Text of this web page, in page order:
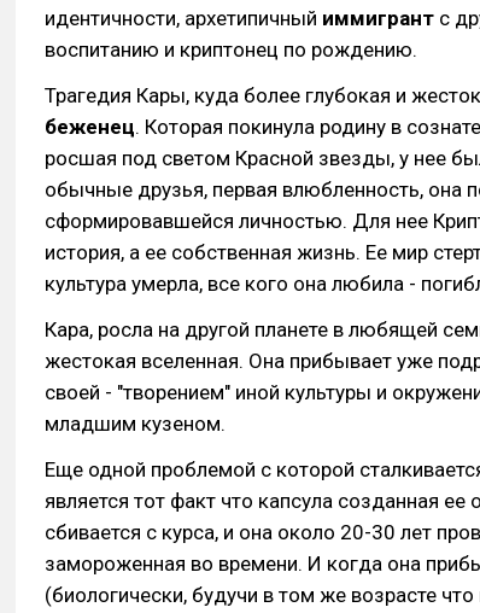
идентичности, архетипичный иммигрант с
воспитанию и криптонец по рождению.
Трагедия Кары, куда более глубокая и
беженец. Которая покинула родину в
росшая под светом Красной звезды, у нее
обычные друзья, первая влюбленность, она
сформировавшейся личностью. Для нее
история, а ее собственная жизнь. Ее мир
культура умерла, все кого она любила -
Кара, росла на другой планете в любящей
жестокая вселенная. Она прибывает уже
своей - "творением" иной культуры и
младшим кузеном.
Еще одной проблемой с которой
является тот факт что капсула созданная ее
сбивается с курса, и она около 20-30 лет
замороженная во времени. И когда она
(биологически, будучи в том же возрасте что